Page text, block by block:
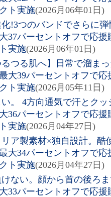
ト実施(2026月06年01日)
!3つのバンドでさらに
37パーセントオフで応
実施(2026月06年01日)
るつる肌へ】日常で溜ま
大39パーセントオフで
ト実施(2026月05年11日)
。 4方向通気で汗とク
36パーセントオフで応
実施(2026月04年27日)
リア製素材×独自設計。
大34パーセントオフで
ト実施(2026月04年27日)
ない。顔から首の後ろ
33パーセントオフで応